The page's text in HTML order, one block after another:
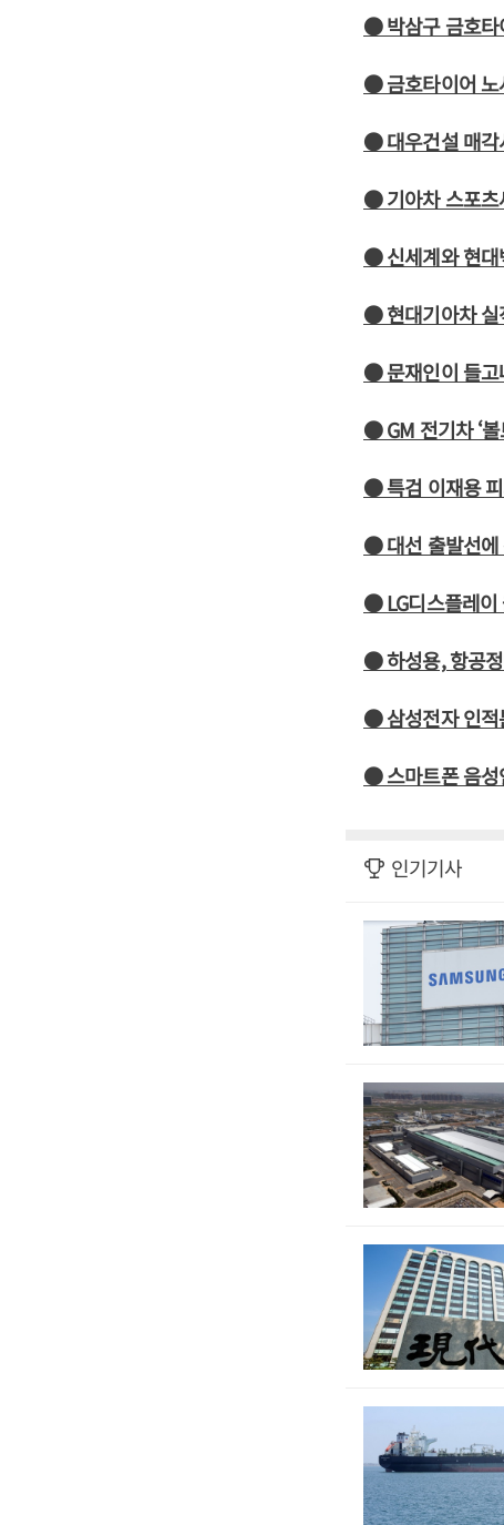
● 박삼구 금호타
● 금호타이어 노
● 대우건설 매각
● 기아차 스포츠
● 신세계와 현대
● 현대기아차 실
● 문재인이 들고
● GM 전기차 ‘
● 특검 이재용
● 대선 출발선에
● LG디스플레이
● 하성용, 항공
● 삼성전자 인적
● 스마트폰 음성
인기기사